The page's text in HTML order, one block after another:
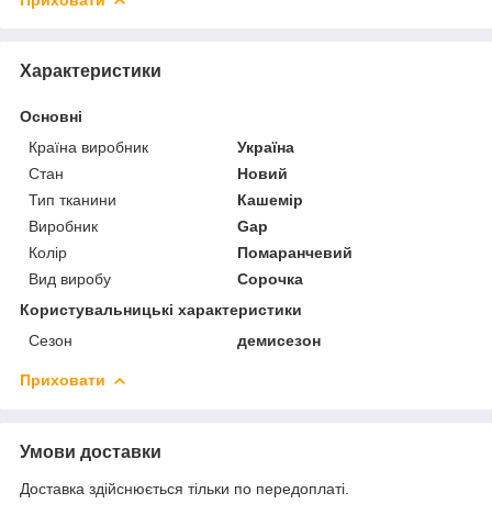
Характеристики
Основні
Країна виробник
Україна
Стан
Новий
Тип тканини
Кашемір
Виробник
Gap
Колір
Помаранчевий
Вид виробу
Сорочка
Користувальницькі характеристики
Сезон
демисезон
Приховати
Умови доставки
Доставка здійснюється тільки по передоплаті.